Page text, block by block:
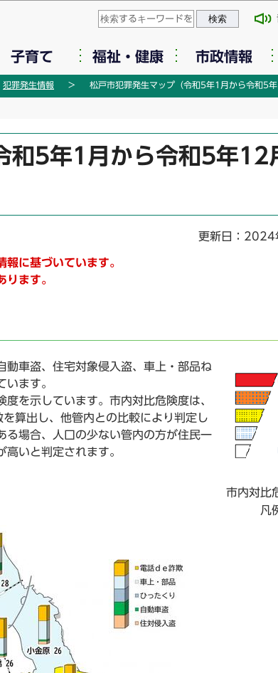
このページの本文へ移動
子育て 福祉・健康 市政情報
犯罪発生情報 松戸市犯罪発生マップ（令和5年1月から令和5年
和5年1月から令和5年12
更新日：2024
に基づいています。
ます。
市内対比
凡例
動車盗、住宅対象侵入盗、車上・部品ね
ます。
を示しています。市内対比危険度は、
算出し、他管内との比較により判定し
る場合、人口の少ない管内の方が住民一
いと判定されます。